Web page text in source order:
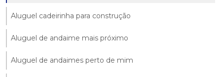
Aluguel cadeirinha para construção
Aluguel de andaime mais próximo
Aluguel de andaimes perto de mim